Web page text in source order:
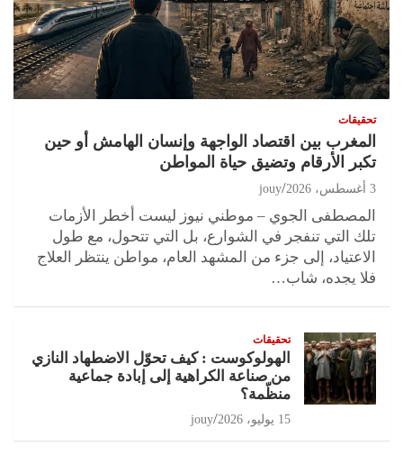
تحقيقات
المغرب بين اقتصاد الواجهة وإنسان الهامش أو حين
تكبر الأرقام وتضيق حياة المواطن
3 أغسطس، 2026 jouy
المصطفى الجوي – موطني نيوز ليست أخطر الأزمات
تلك التي تنفجر في الشوارع، بل التي تتحول، مع طول
الاعتياد، إلى جزء من المشهد العام، مواطن ينتظر العلاج
فلا يجده، شاب…
تحقيقات
الهولوكوست : كيف تحوّل الاضطهاد النازي
من صناعة الكراهية إلى إبادة جماعية
منظّمة؟
15 يوليو، 2026 jouy